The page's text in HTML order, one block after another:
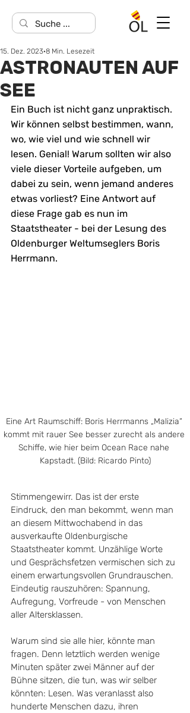
ASTRONAUTEN AUF
SEE
15. Dez. 2023 8 Min. Lesezeit
Ein Buch ist nicht ganz unpraktisch.
Wir können selbst bestimmen, wann,
wo, wie viel und wie schnell wir
lesen. Genial! Warum sollten wir also
viele dieser Vorteile aufgeben, um
dabei zu sein, wenn jemand anderes
etwas vorliest? Eine Antwort auf
diese Frage gab es nun im
Staatstheater - bei der Lesung des
Oldenburger Weltumseglers Boris
Herrmann.
Eine Art Raumschiff: Boris Herrmanns „Malizia“
kommt mit rauer See besser zurecht als andere
Schiffe, wie hier beim Ocean Race nahe
Kapstadt. (Bild: Ricardo Pinto)
Stimmengewirr. Das ist der erste
Eindruck, den man bekommt, wenn man
an diesem Mittwochabend in das
ausverkaufte Oldenburgische
Staatstheater kommt. Unzählige Worte
und Gesprächsfetzen vermischen sich zu
einem erwartungsvollen Grundrauschen.
Eindeutig rauszuhören: Spannung,
Aufregung, Vorfreude - von Menschen
aller Altersklassen.
Warum sind sie alle hier, könnte man
fragen. Denn letztlich werden wenige
Minuten später zwei Männer auf der
Bühne sitzen, die tun, was wir selber
könnten: Lesen. Was veranlasst also
hunderte Menschen dazu, ihren